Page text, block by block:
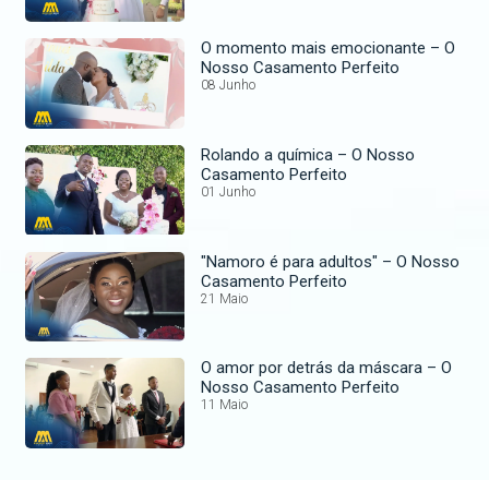
O momento mais emocionante – O
Nosso Casamento Perfeito
08 Junho
Rolando a química – O Nosso
Casamento Perfeito
01 Junho
"Namoro é para adultos" – O Nosso
Casamento Perfeito
21 Maio
O amor por detrás da máscara – O
Nosso Casamento Perfeito
11 Maio